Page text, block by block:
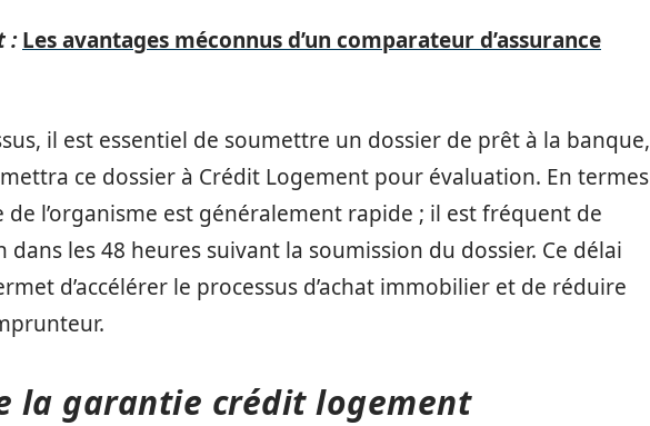
: Les avantages méconnus d’un comparateur d’assurance
il est essentiel de soumettre un dossier de prêt à la banque,
ce dossier à Crédit Logement pour évaluation. En termes
de l’organisme est généralement rapide ; il est fréquent de
dans les 48 heures suivant la soumission du dossier. Ce délai
d’accélérer le processus d’achat immobilier et de réduire
la garantie crédit logement